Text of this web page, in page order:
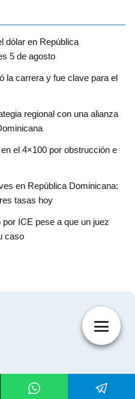
dólar en República
5 de agosto
la carrera y fue clave para el
regional con una alianza
el 4×100 por obstrucción e
en República Dominicana:
tasas hoy
ICE pese a que un juez
caso